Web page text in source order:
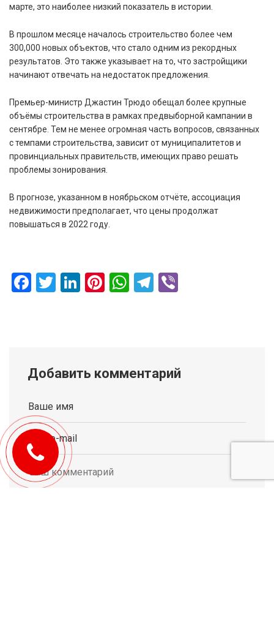
марте, это наиболее низкий показатель в истории.
В прошлом месяце началось строительство более чем
300,000 новых объектов, что стало одним из рекордных
результатов. Это также указывает на то, что застройщики
начинают отвечать на недостаток предложения.
Премьер-министр Джастин Трюдо обещал более крупные
объёмы строительства в рамках предвыборной кампании в
сентябре. Тем не менее огромная часть вопросов, связанных
с темпами строительства, зависит от муниципалитетов и
провинциальных правительств, имеющих право решать
проблемы зонирования.
В прогнозе, указанном в ноябрьском отчёте, ассоциация
недвижимости предполагает, что цены продолжат
повышаться в 2022 году.
Facebook
Twitter
LinkedIn
Pinterest
WhatsApp
Telegram
Добавить комментарий